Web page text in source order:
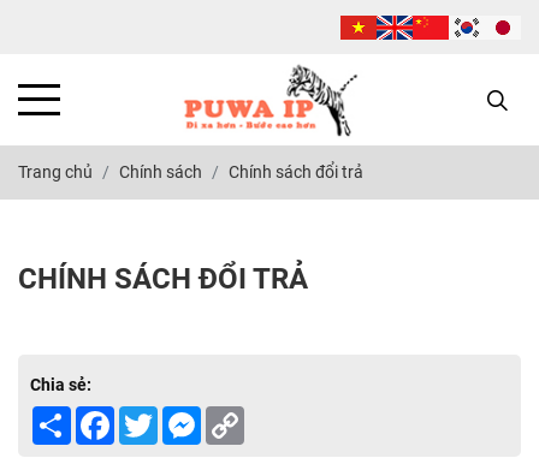
Trang chủ Chính sách Chính sách đổi trả
CHÍNH SÁCH ĐỔI TRẢ
Chia sẻ:
Share Facebook
TwitterMessenger